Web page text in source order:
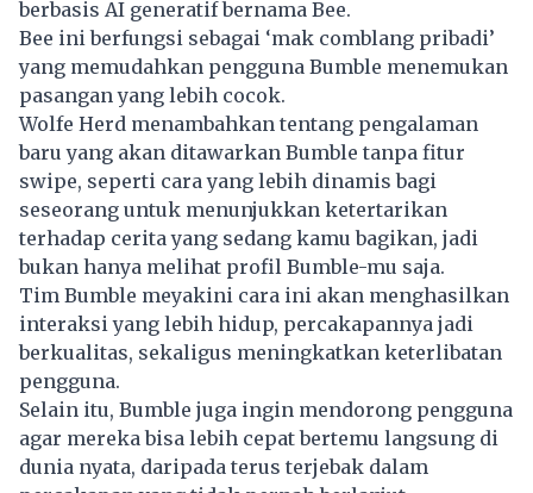
berbasis AI generatif bernama Bee.
Bee ini berfungsi sebagai ‘mak comblang pribadi’
yang memudahkan pengguna Bumble menemukan
pasangan yang lebih cocok.
Wolfe Herd menambahkan tentang pengalaman
baru yang akan ditawarkan Bumble tanpa fitur
swipe, seperti cara yang lebih dinamis bagi
seseorang untuk menunjukkan ketertarikan
terhadap cerita yang sedang kamu bagikan, jadi
bukan hanya melihat profil Bumble-mu saja.
Tim Bumble meyakini cara ini akan menghasilkan
interaksi yang lebih hidup, percakapannya jadi
berkualitas, sekaligus meningkatkan keterlibatan
pengguna.
Selain itu, Bumble juga ingin mendorong pengguna
agar mereka bisa lebih cepat bertemu langsung di
dunia nyata, daripada terus terjebak dalam